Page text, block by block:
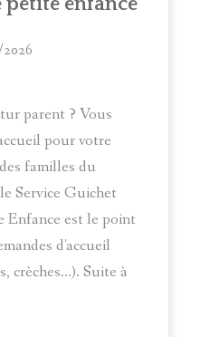
parent ? Vous
pour votre
familles du
Service Guichet
Enfance est le point
d'accueil
crèches...). Suite à